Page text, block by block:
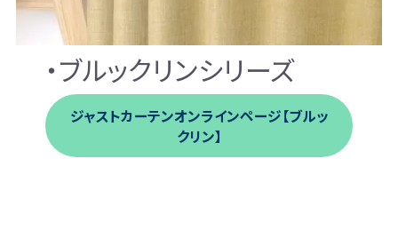
・ブルックリンシリーズ
ジャストカーテンオンラインページ【ブルッ
クリン】